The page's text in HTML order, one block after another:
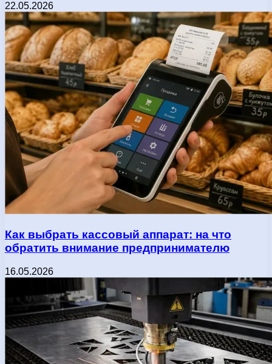
22.05.2026
Как выбрать кассовый аппарат: на что
обратить внимание предпринимателю
16.05.2026